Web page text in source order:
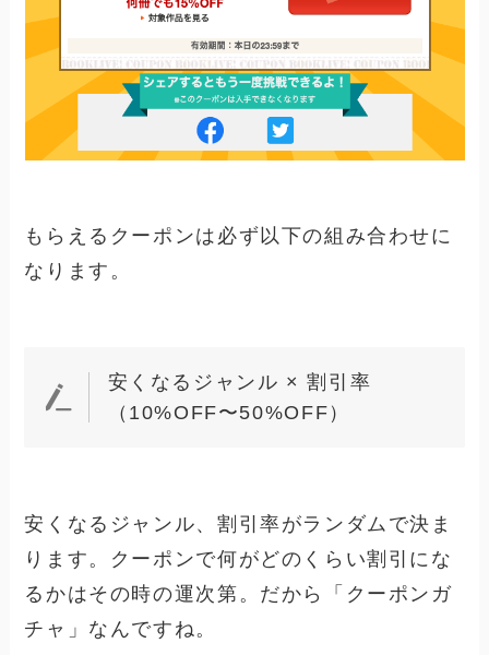
もらえるクーポンは必ず以下の組み合わせに
なります。
安くなるジャンル × 割引率
（10%OFF〜50%OFF）
安くなるジャンル、割引率がランダムで決ま
ります。クーポンで何がどのくらい割引にな
るかはその時の運次第 。だから「クーポンガ
チャ」なんですね。